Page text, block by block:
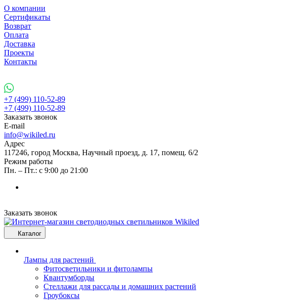
О компании
Сертификаты
Возврат
Оплата
Доставка
Проекты
Контакты
+7 (499) 110-52-89
+7 (499) 110-52-89
Заказать звонок
E-mail
info@wikiled.ru
Адрес
117246, город Москва, Научный проезд, д. 17, помещ. 6/2
Режим работы
Пн. – Пт.: с 9:00 до 21:00
Заказать звонок
Каталог
Лампы для растений
Фитосветильники и фитолампы
Квантумборды
Стеллажи для рассады и домашних растений
Гроубоксы